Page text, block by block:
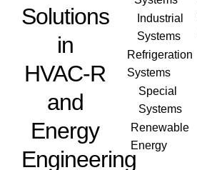
Solutions
in
HVAC-R
and
Energy
Engineering
Industrial
Systems
Refrigeration
Systems
Special
Systems
Renewable
Energy